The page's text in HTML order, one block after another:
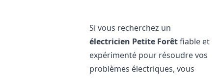
Si vous recherchez un
électricien Petite Forêtfiable et
expérimenté pour résoudre vos
problèmes électriques, vous